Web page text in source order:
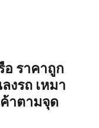
อ ราคาถูก
งรถ เหมา
าตามจุด